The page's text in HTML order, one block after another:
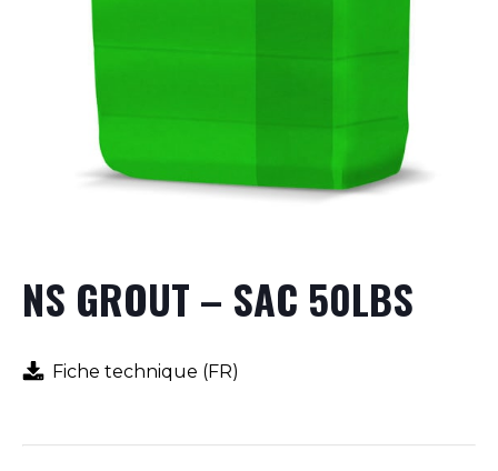
NS GROUT – SAC 50LBS
Fiche technique (FR)